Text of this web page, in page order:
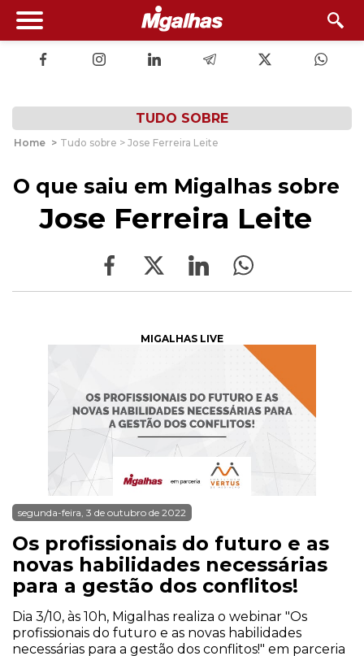
TUDO SOBRE
Home > Tudo sobre > Jose Ferreira Leite
O que saiu em Migalhas sobre
Jose Ferreira Leite
MIGALHAS LIVE
segunda-feira, 3 de outubro de 2022
Os profissionais do futuro e as
novas habilidades necessárias
para a gestão dos conflitos!
Dia 3/10, às 10h, Migalhas realiza o webinar "Os
profissionais do futuro e as novas habilidades
necessárias para a gestão dos conflitos!" em parceria